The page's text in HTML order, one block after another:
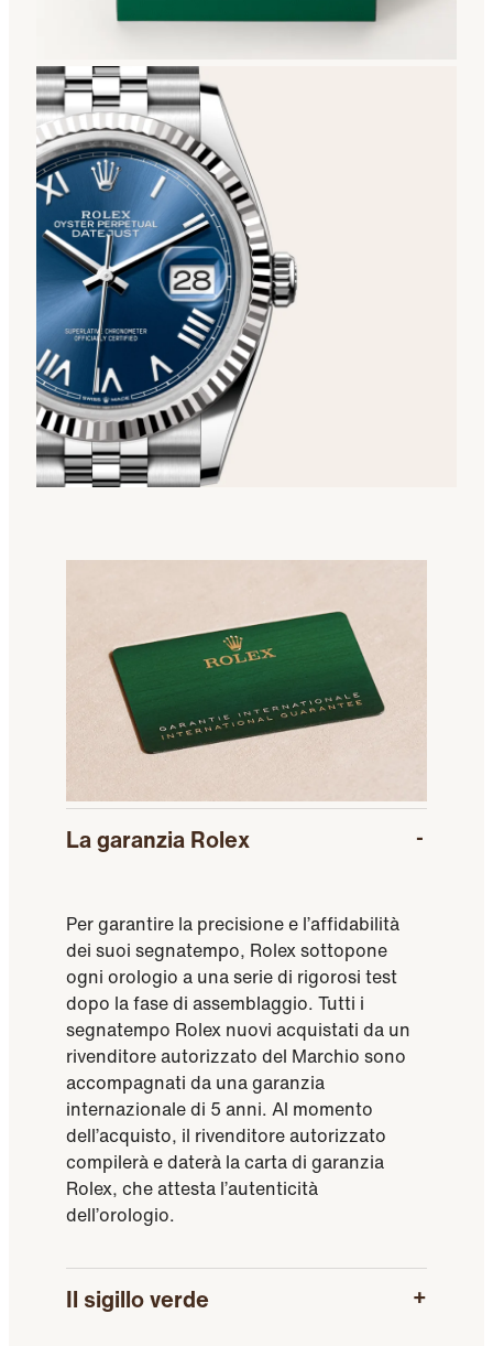
La garanzia Rolex
Per garantire la precisione e l’affidabilità
dei suoi segnatempo, Rolex sottopone
ogni orologio a una serie di rigorosi test
dopo la fase di assemblaggio. Tutti i
segnatempo Rolex nuovi acquistati da un
rivenditore autorizzato del Marchio sono
accompagnati da una garanzia
internazionale di 5 anni. Al momento
dell’acquisto, il rivenditore autorizzato
compilerà e daterà la carta di garanzia
Rolex, che attesta l’autenticità
dell’orologio.
Il sigillo verde